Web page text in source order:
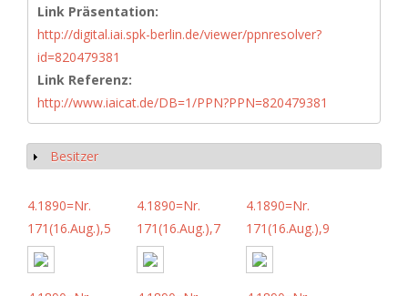
Link Präsentation:
http://digital.iai.spk-berlin.de/viewer/ppnresolver?
id=820479381
Link Referenz:
http://www.iaicat.de/DB=1/PPN?PPN=820479381
Anzeigen
Besitzer
4.1890=Nr.
171(16.Aug.),5
4.1890=Nr.
171(16.Aug.),7
4.1890=Nr.
171(16.Aug.),9